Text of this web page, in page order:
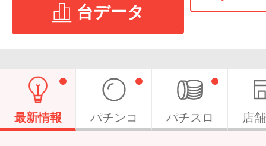
台データ
最新情報 パチンコ パチスロ 店